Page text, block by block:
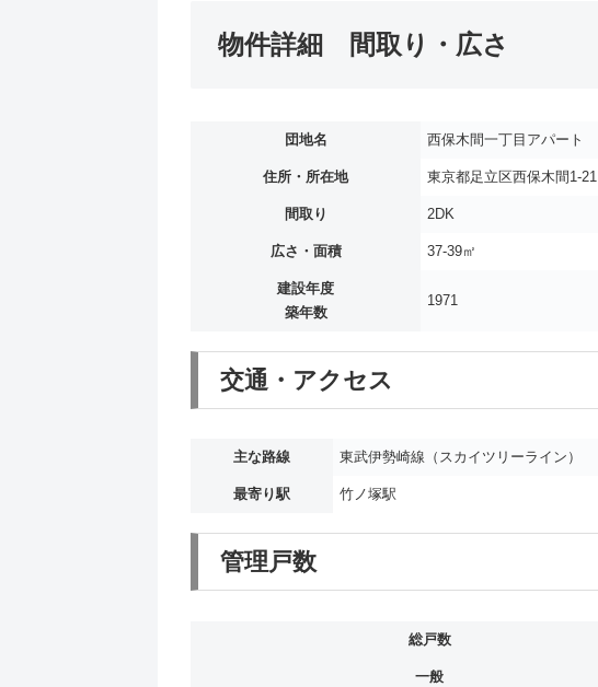
物件詳細 間取り・広さ
団地名 西保木間一丁目アパート
住所・所在地 東京都足立区西保木間1-21
間取り 2DK
広さ・面積 37-39㎡
建設年度
築年数
1971
交通・アクセス
主な路線 東武伊勢崎線（スカイツリーライン）
最寄り駅 竹ノ塚駅
管理戸数
総戸数
一般